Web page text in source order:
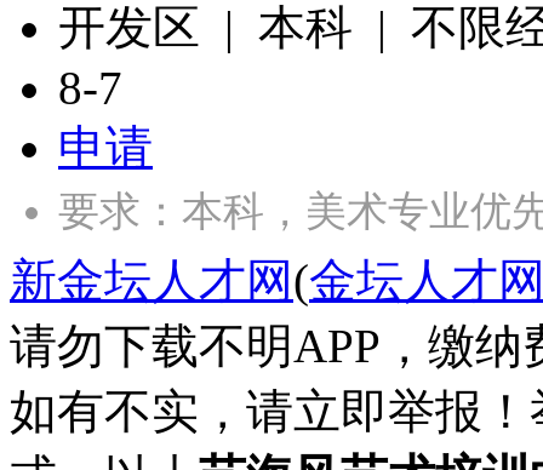
开发区 | 本科 | 不限
8-7
申请
要求：本科，美术专业
新金坛人才网(金坛人才
请勿下载不明APP，缴
如有不实，请立即举报